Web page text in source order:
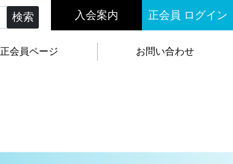
検索 入会案内 正会員 ログイン
正会員ページ お問い合わせ